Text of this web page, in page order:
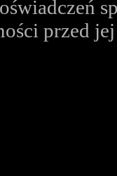
przed